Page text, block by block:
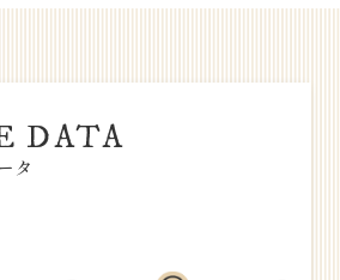
DATA
タ